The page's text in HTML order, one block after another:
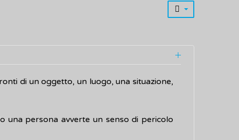
di un oggetto, un luogo, una situazione,
una persona avverte un senso di pericolo